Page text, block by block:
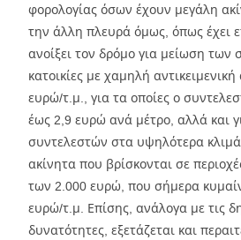
φορολογίας όσων έχουν μεγάλη
την άλλη πλευρά όμως, όπως έχει
ανοίξει τον δρόμο για μείωση των
κατοικίες με χαμηλή
ευρώ/τ.μ., για τα οποίες ο
έως 2,9 ευρώ ανά μέτρο, αλλά και
συντελεστών στα υψηλότερα
ακίνητα που βρίσκονται σε
των 2.000 ευρώ, που σήμερα
ευρώ/τ.μ. Επίσης, ανάλογα με τις
δυνατότητες, εξετάζεται και